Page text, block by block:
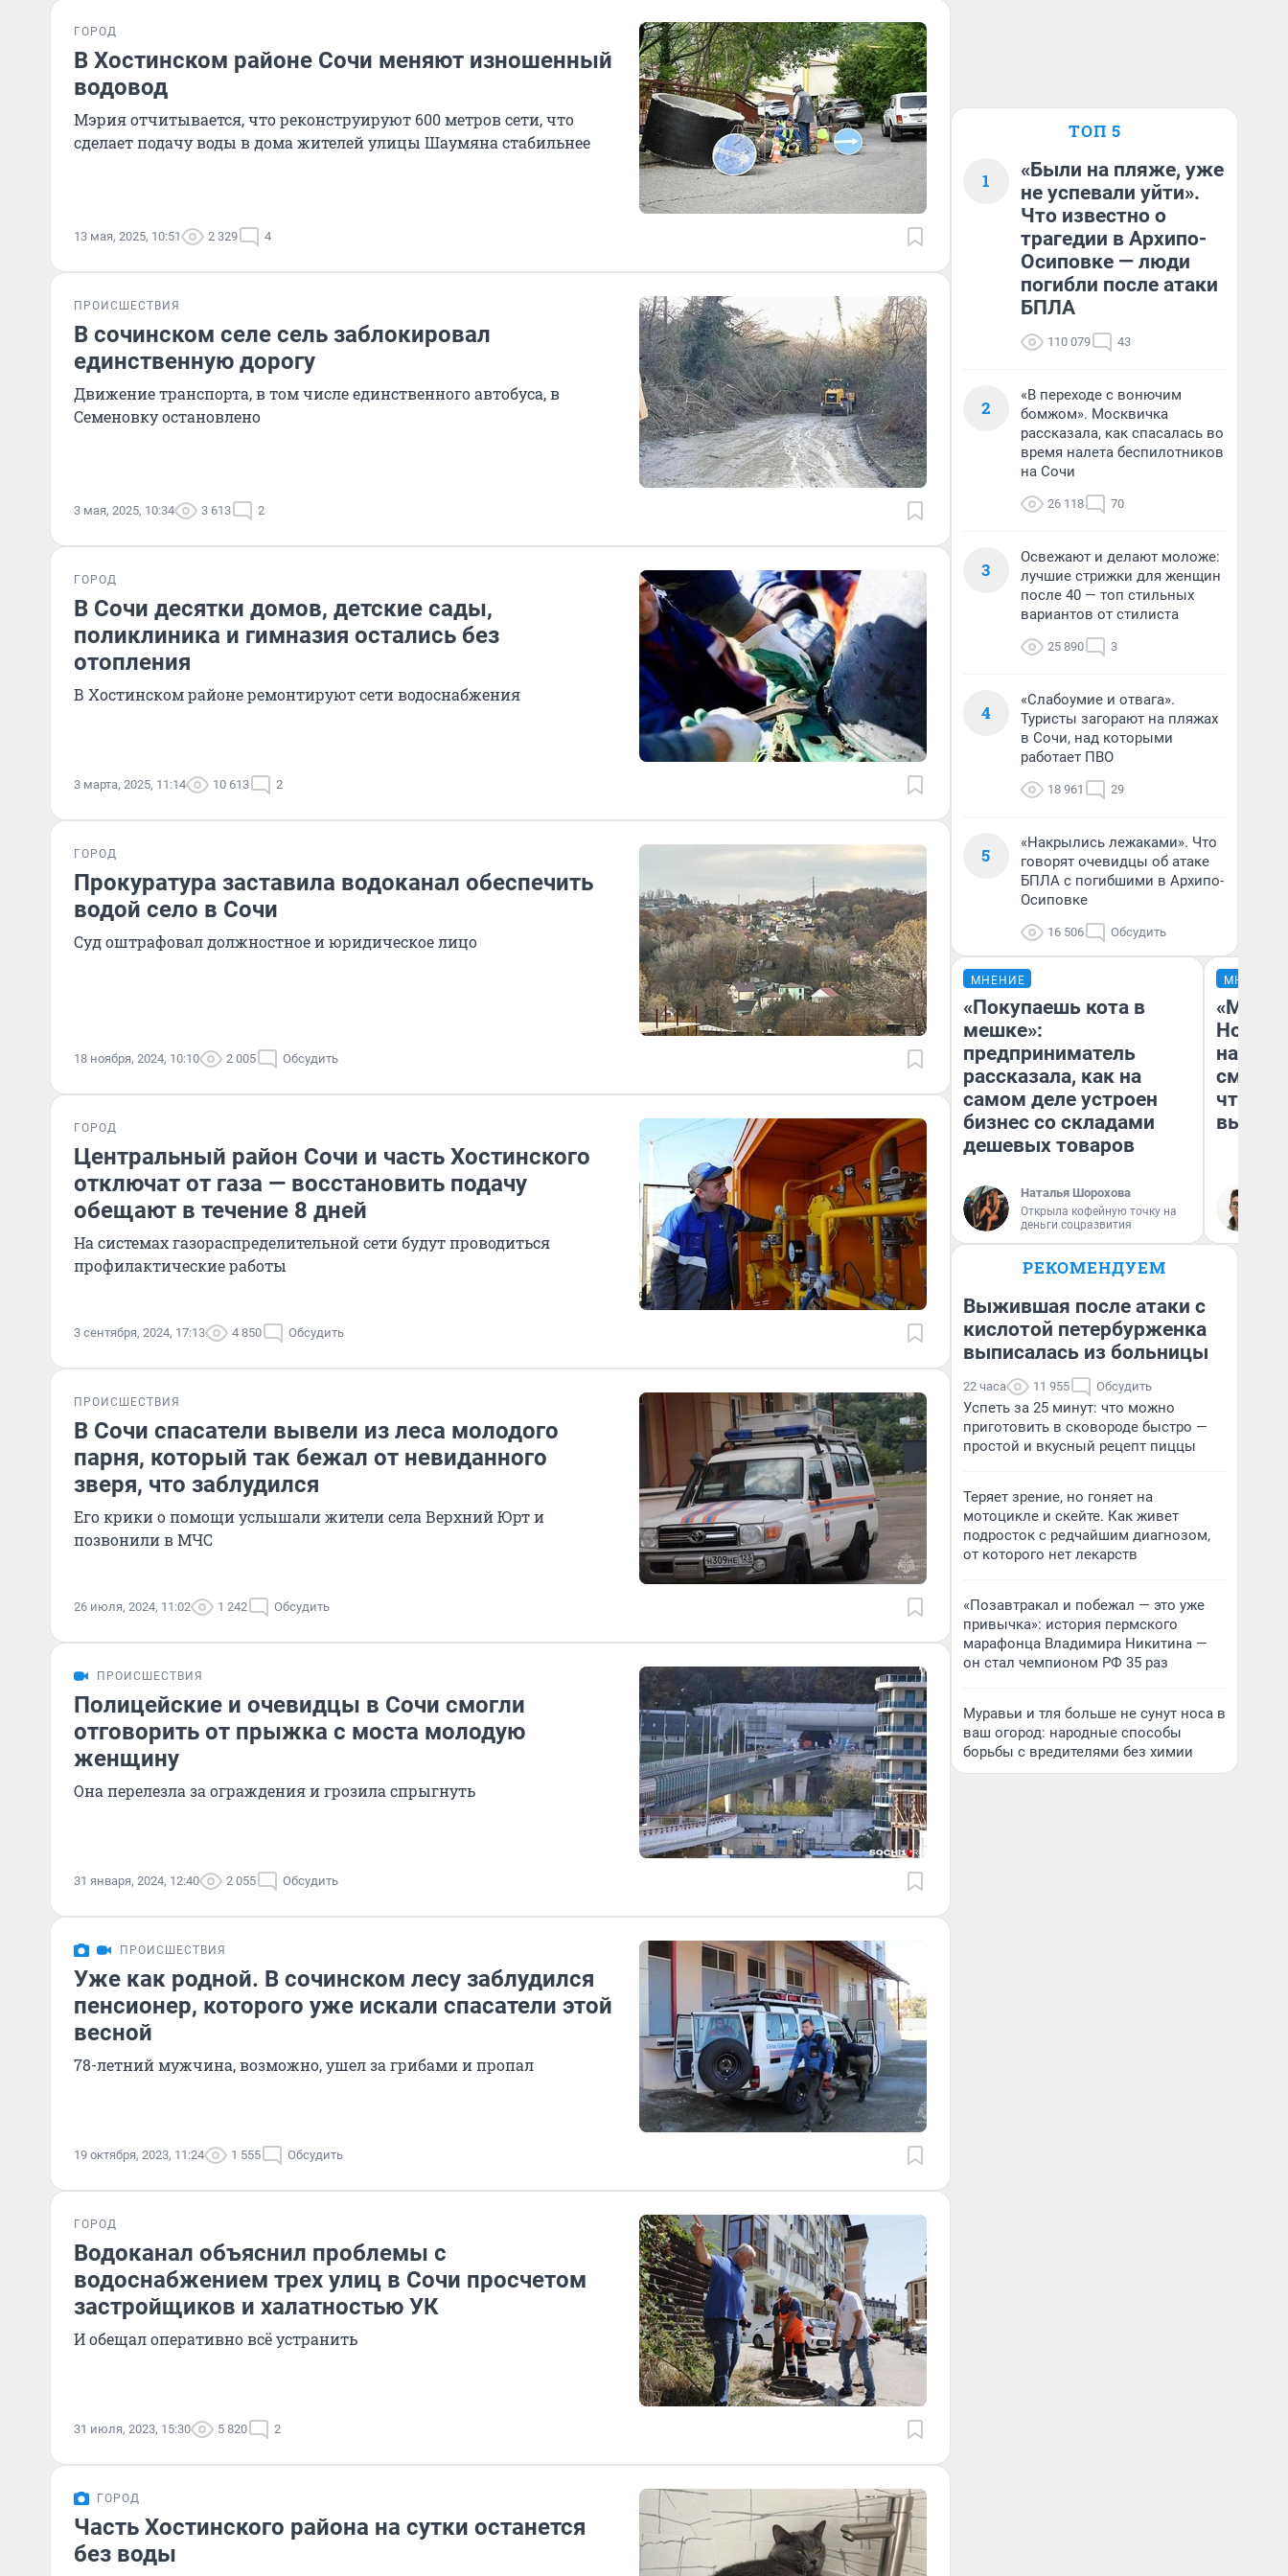
ГОРОД
В Хостинском районе Сочи меняют изношенный
водовод
Мэрия отчитывается, что реконструируют 600 метров сети, что
сделает подачу воды в дома жителей улицы Шаумяна стабильнее
13 мая, 2025, 10:51 2 329 4
ПРОИСШЕСТВИЯ
В сочинском селе сель заблокировал
единственную дорогу
Движение транспорта, в том числе единственного автобуса, в
Семеновку остановлено
3 мая, 2025, 10:34 3 613 2
ГОРОД
В Сочи десятки домов, детские сады,
поликлиника и гимназия остались без
отопления
В Хостинском районе ремонтируют сети водоснабжения
3 марта, 2025, 11:14 10 613 2
ГОРОД
Прокуратура заставила водоканал обеспечить
водой село в Сочи
Суд оштрафовал должностное и юридическое лицо
18 ноября, 2024, 10:10 2 005 Обсудить
ГОРОД
Центральный район Сочи и часть Хостинского
отключат от газа — восстановить подачу
обещают в течение 8 дней
На системах газораспределительной сети будут проводиться
профилактические работы
3 сентября, 2024, 17:13 4 850 Обсудить
ПРОИСШЕСТВИЯ
В Сочи спасатели вывели из леса молодого
парня, который так бежал от невиданного
зверя, что заблудился
Его крики о помощи услышали жители села Верхний Юрт и
позвонили в МЧС
26 июля, 2024, 11:02 1 242 Обсудить
ПРОИСШЕСТВИЯ
Полицейские и очевидцы в Сочи смогли
отговорить от прыжка с моста молодую
женщину
Она перелезла за ограждения и грозила спрыгнуть
31 января, 2024, 12:40 2 055 Обсудить
ПРОИСШЕСТВИЯ
Уже как родной. В сочинском лесу заблудился
пенсионер, которого уже искали спасатели этой
весной
78-летний мужчина, возможно, ушел за грибами и пропал
19 октября, 2023, 11:24 1 555 Обсудить
ГОРОД
Водоканал объяснил проблемы с
водоснабжением трех улиц в Сочи просчетом
застройщиков и халатностью УК
И обещал оперативно всё устранить
31 июля, 2023, 15:30 5 820 2
ГОРОД
Часть Хостинского района на сутки останется
без воды
ТОП 5
1
«Были на пляже, уже
не успевали уйти».
Что известно о
трагедии в Архипо-
Осиповке — люди
погибли после атаки
БПЛА
110 079 43
2
«В переходе с вонючим
бомжом». Москвичка
рассказала, как спасалась во
время налета беспилотников
на Сочи
26 118 70
3
Освежают и делают моложе:
лучшие стрижки для женщин
после 40 — топ стильных
вариантов от стилиста
25 890 3
4
«Слабоумие и отвага».
Туристы загорают на пляжах
в Сочи, над которыми
работает ПВО
18 961 29
5
«Накрылись лежаками». Что
говорят очевидцы об атаке
БПЛА с погибшими в Архипо-
Осиповке
16 506 Обсудить
МНЕНИЕ
«Покупаешь кота в
мешке»:
предприниматель
рассказала, как на
самом деле устроен
бизнес со складами
дешевых товаров
Наталья Шорохова
Открыла кофейную точку на
деньги соцразвития
МНЕНИЕ
«Мы
чтобы
РЕКОМЕНДУЕМ
Выжившая после атаки с
кислотой петербурженка
выписалась из больницы
22 часа 11 955 Обсудить
Успеть за 25 минут: что можно
приготовить в сковороде быстро —
простой и вкусный рецепт пиццы
Теряет зрение, но гоняет на
мотоцикле и скейте. Как живет
подросток с редчайшим диагнозом,
от которого нет лекарств
«Позавтракал и побежал — это уже
привычка»: история пермского
марафонца Владимира Никитина —
он стал чемпионом РФ 35 раз
Муравьи и тля больше не сунут носа в
ваш огород: народные способы
борьбы с вредителями без химии